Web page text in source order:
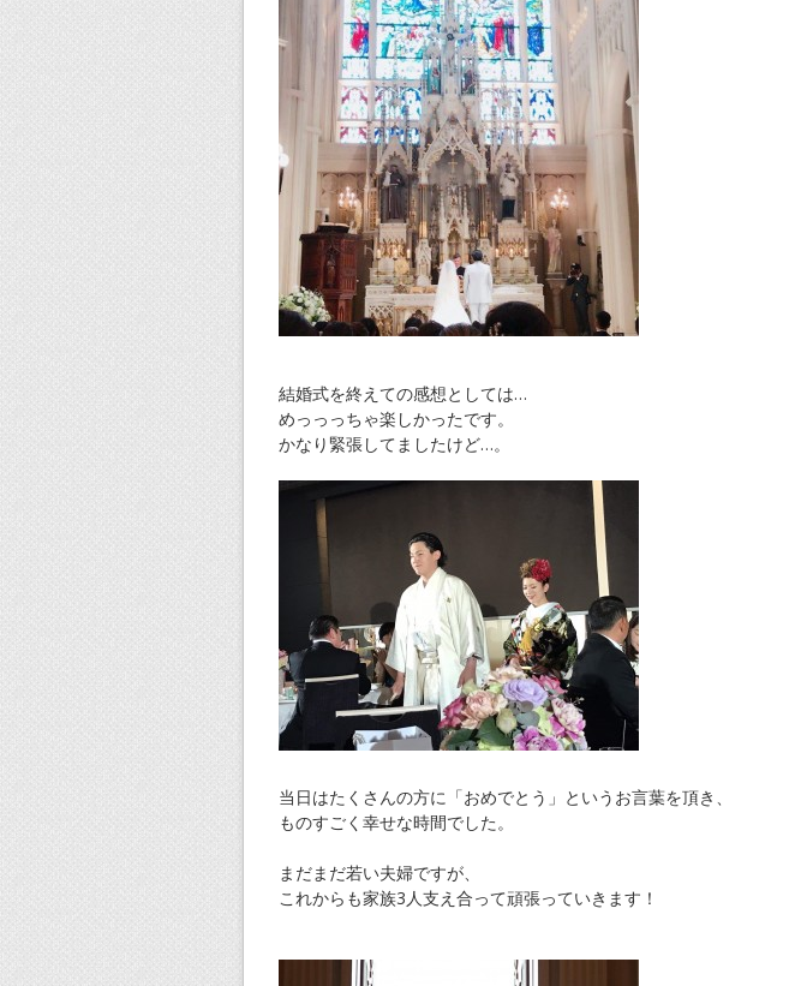
結婚式を終えての感想としては…
めっっっちゃ楽しかったです。
かなり緊張してましたけど…。
当日はたくさんの方に「おめでとう」というお言葉を頂き、
ものすごく幸せな時間でした。
まだまだ若い夫婦ですが、
これからも家族3人支え合って頑張っていきます！